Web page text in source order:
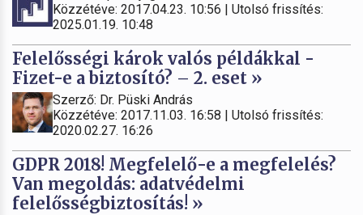
Közzétéve: 2017.04.23. 10:56 | Utolsó frissítés:
2025.01.19. 10:48
Felelősségi károk valós példákkal -
Fizet-e a biztosító? – 2. eset »
Szerző: Dr. Püski András
Közzétéve: 2017.11.03. 16:58 | Utolsó frissítés:
2020.02.27. 16:26
GDPR 2018! Megfelelő-e a megfelelés?
Van megoldás: adatvédelmi
felelősségbiztosítás! »